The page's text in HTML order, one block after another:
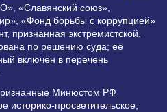
«Славянский союз»,
«Фонд борьбы с коррупцией»
признанная экстремистской,
по решению суда; её
включён в перечень
Минюстом РФ
просветительское,